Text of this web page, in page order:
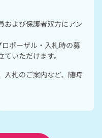
および保護者双方にアン
ポーザル・入札時の募
いただけます。
入札のご案内など、随時